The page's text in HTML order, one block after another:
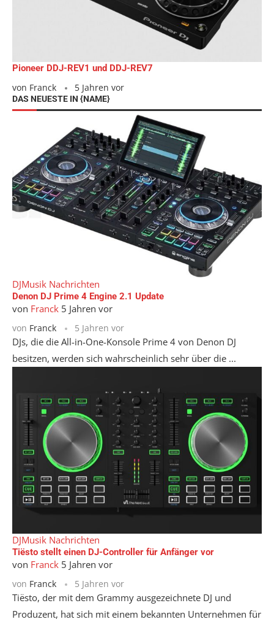
Pioneer DDJ-REV1 und DDJ-REV7
von Franck 5 Jahren vor
DAS NEUESTE IN {NAME}
DJMusik Nachrichten
Denon DJ Prime 4 Engine 2.1 Update
von Franck 5 Jahren vor
von Franck 5 Jahren vor
DJs, die die All-in-One-Konsole Prime 4 von Denon DJ
besitzen, werden sich wahrscheinlich sehr über die ...
DJMusik Nachrichten
Tiësto stellt einen DJ-Controller für Anfänger vor
von Franck 5 Jahren vor
von Franck 5 Jahren vor
Tiësto, der mit dem Grammy ausgezeichnete DJ und
Produzent, hat sich mit einem bekannten Unternehmen für